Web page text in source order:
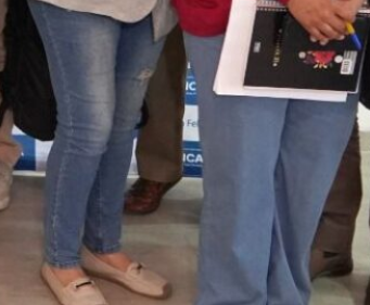
Jefe de la División de
Implementación de los
Servicios Locales de
Educación Pública se reúne
con equipos de
subdirecciones de SLEP Los
Andes